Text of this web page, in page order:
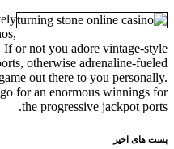
If or not you adore vintage-style
otherwise adrenaline-fueled
out there to you personally.
for an enormous winnings for
the progressive jackpot ports.
پست های اخیر